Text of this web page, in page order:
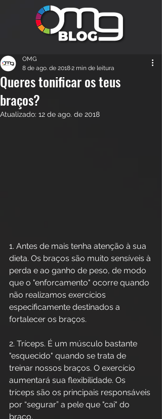
Queres tonificar os teus
braços?
OMG
8 de ago. de 20182 min de leitura
Atualizado: 12 de ago. de 2018
1. Antes de mais tenha atenção à sua
dieta. Os braços são muito sensíveis à
perda e ao ganho de peso, de modo
que o "enforcamento" ocorre quando
não realizamos exercícios
especificamente destinados a
fortalecer os braços.
2. Tríceps. É um músculo bastante
"esquecido" quando se trata de
treinar nossos braços. O exercício
aumentará sua flexibilidade. Os
tríceps são os principais responsáveis ​​
por “segurar” a pele que "cai" do
braço.